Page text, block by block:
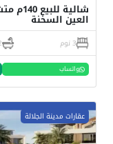
شالية
العين السخنة
3 نوم 2
واتساب
عقارات مدينة الجلالة